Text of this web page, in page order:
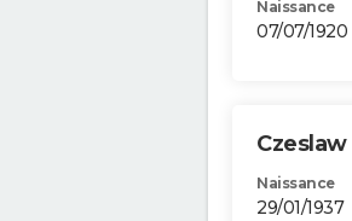
Naissance
07/07/1920
Naissance
29/01/1937